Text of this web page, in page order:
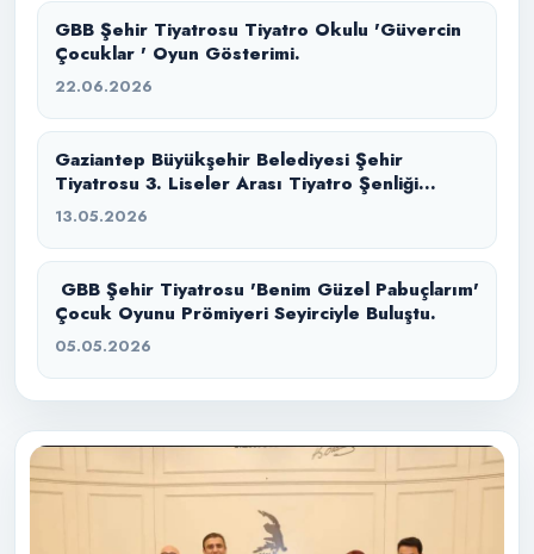
GBB Şehir Tiyatrosu Tiyatro Okulu 'Güvercin
Çocuklar ' Oyun Gösterimi.
22.06.2026
Gaziantep Büyükşehir Belediyesi Şehir
Tiyatrosu 3. Liseler Arası Tiyatro Şenliği
başlıyor.
13.05.2026
GBB Şehir Tiyatrosu 'Benim Güzel Pabuçlarım'
Çocuk Oyunu Prömiyeri Seyirciyle Buluştu.
05.05.2026